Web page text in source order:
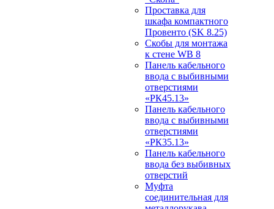
Проставка для
шкафа компактного
Провенто (SK 8.25)
Скобы для монтажа
к стене WB 8
Панель кабельного
ввода с выбивными
отверстиями
«РК45.13»
Панель кабельного
ввода с выбивными
отверстиями
«РК35.13»
Панель кабельного
ввода без выбивных
отверстий
Муфта
соединительная для